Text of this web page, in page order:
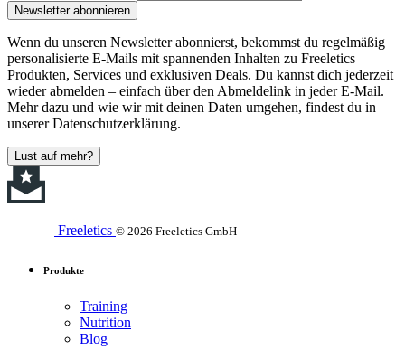
Newsletter abonnieren
Wenn du unseren Newsletter abonnierst, bekommst du regelmäßig
personalisierte E-Mails mit spannenden Inhalten zu Freeletics
Produkten, Services und exklusiven Deals. Du kannst dich jederzeit
wieder abmelden – einfach über den Abmeldelink in jeder E-Mail.
Mehr dazu und wie wir mit deinen Daten umgehen, findest du in
unserer Datenschutzerklärung.
Lust auf mehr?
Freeletics © 2026 Freeletics GmbH
Produkte
Training
Nutrition
Blog